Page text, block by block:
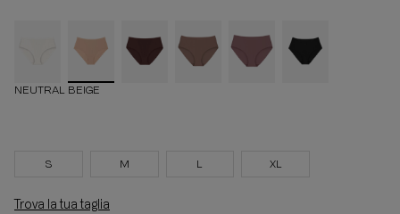
NEUTRAL BEIGE
S M L XL
Trova la tua taglia